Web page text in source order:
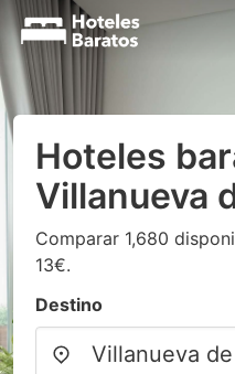
Hoteles
Villanueva
Comparar 1,680
13€.
Destino